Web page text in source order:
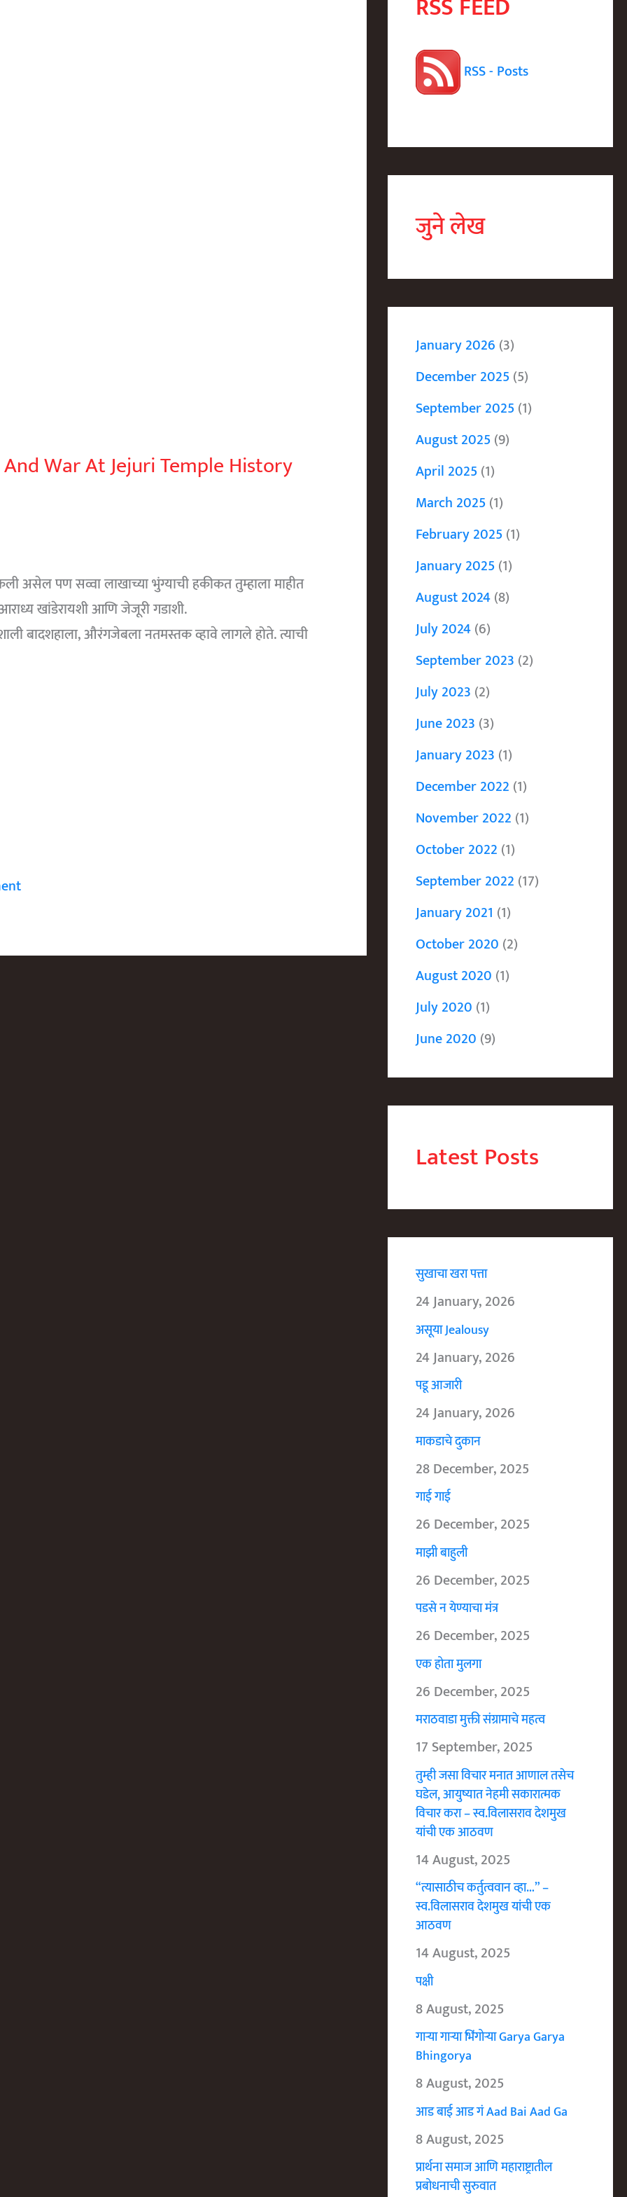
And War At Jejuri Temple History
असेल पण सव्वा लाखाच्या भुंग्याची हकीकत तुम्हाला माहीत
खांडेरायशी आणि जेजूरी गडाशी.
बादशहाला, औरंगजेबला नतमस्तक व्हावे लागले होते. त्याची
RSS - Posts
जुने लेख
January 2026 (3)
December 2025(5)
September 2025(1)
August 2025(9)
April 2025(1)
March 2025(1)
February 2025(1)
January 2025(1)
August 2024(8)
July 2024(6)
September 2023 (2)
July 2023 (2)
June 2023 (3)
January 2023 (1)
December 2022 (1)
November 2022 (1)
October 2022 (1)
September 2022 (17)
January 2021 (1)
October 2020 (2)
August 2020 (1)
July 2020 (1)
June 2020 (9)
Latest Posts
सुखाचा खरा पत्ता
24 January, 2026
असूया Jealousy
24 January, 2026
पडू आजारी
24 January, 2026
माकडाचे दुकान
28 December, 2025
गाई गाई
26 December, 2025
माझी बाहुली
26 December, 2025
पडसे न येण्याचा मंत्र
26 December, 2025
एक होता मुलगा
26 December, 2025
मराठवाडा मुक्ती संग्रामाचे महत्व
17 September, 2025
तुम्ही जसा विचार मनात आणाल तसेच
घडेल, आयुष्यात नेहमी सकारात्मक
विचार करा – स्व.विलासराव देशमुख
यांची एक आठवण
14 August, 2025
“त्यासाठीच कर्तुत्ववान व्हा…” –
स्व.विलासराव देशमुख यांची एक
आठवण
14 August, 2025
पक्षी
8 August, 2025
गाऱ्या गाऱ्या भिंगोऱ्या Garya Garya
Bhingorya
8 August, 2025
आड बाई आड गं Aad Bai Aad Ga
8 August, 2025
प्रार्थना समाज आणि महाराष्ट्रातील
प्रबोधनाची सुरुवात